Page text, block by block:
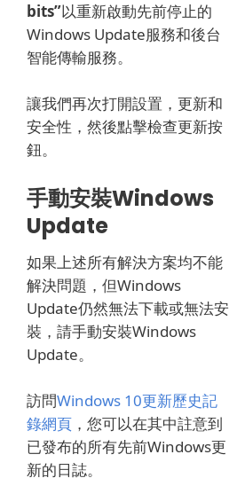
bits”以重新啟動先前停止的
Windows Update服務和後台
智能傳輸服務。
讓我們再次打開設置，更新和
安全性，然後點擊檢查更新按
鈕。
手動安裝Windows
Update
如果上述所有解決方案均不能
解決問題，但Windows
Update仍然無法下載或無法安
裝，請手動安裝Windows
Update。
訪問Windows 10更新歷史記
錄網頁 ，您可以在其中註意到
已發布的所有先前Windows更
新的日誌。